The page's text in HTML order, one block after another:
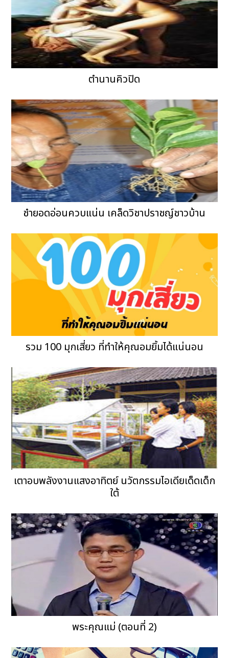
ตำนานคิวปิด
ชำยอดอ่อนควบแน่น เคล็ดวิชาปราชญ์ชาวบ้าน
รวม 100 มุกเสี่ยว ที่ทำให้คุณอมยิ้มได้แน่นอน
เตาอบพลังงานแสงอาทิตย์ นวัตกรรมไอเดียเด็ดเด็ก
ใต้
พระคุณแม่ (ตอนที่ 2)